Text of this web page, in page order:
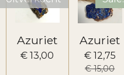
Azuriet
€ 13,00
Azuriet
€ 12,75
€ 15,00